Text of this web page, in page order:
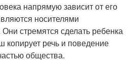
напрямую зависит от его
носителями
стремятся сделать ребенка
речь и поведение
общества.